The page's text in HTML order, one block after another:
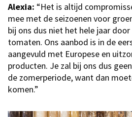
Alexia: “Het is altijd
mee met de seizoenen voor
bij ons dus niet het hele jaar
tomaten. Ons aanbod is in de
aangevuld met Europese en
producten. Je zal bij ons dus
de zomerperiode, want dan
komen.”